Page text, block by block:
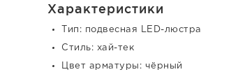
Характеристики
Тип: подвесная LED-люстра
Стиль: хай-тек
Цвет арматуры: чёрный